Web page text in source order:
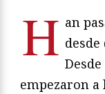
H an
empezaron a